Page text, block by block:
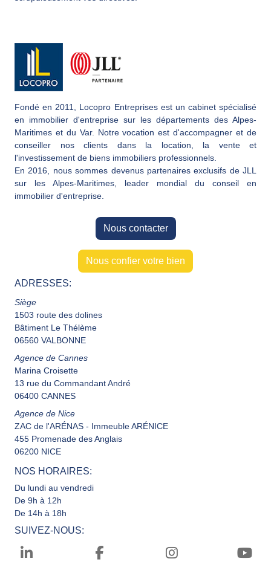
Fondé en 2011, Locopro Entreprises est un cabinet spécialisé
en immobilier d'entreprise sur les départements des Alpes-
Maritimes et du Var. Notre vocation est d'accompagner et de
conseiller nos clients dans la location, la vente et
l'investissement de biens immobiliers professionnels.
En 2016, nous sommes devenus partenaires exclusifs de JLL
sur les Alpes-Maritimes, leader mondial du conseil en
immobilier d'entreprise.
Nous contacter
Nous confier votre bien
ADRESSES:
Siège
1503 route des dolines
Bâtiment Le Thélème
06560 VALBONNE
Agence de Cannes
Marina Croisette
13 rue du Commandant André
06400 CANNES
Agence de Nice
ZAC de l'ARÉNAS - Immeuble ARÉNICE
455 Promenade des Anglais
06200 NICE
NOS HORAIRES:
Du lundi au vendredi
De 9h à 12h
De 14h à 18h
SUIVEZ-NOUS: